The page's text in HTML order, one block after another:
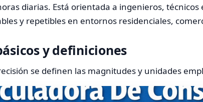
diarias. Está orientada a ingenieros,
y repetibles en entornos residenciales,
y definiciones
se definen las magnitudes y unidades